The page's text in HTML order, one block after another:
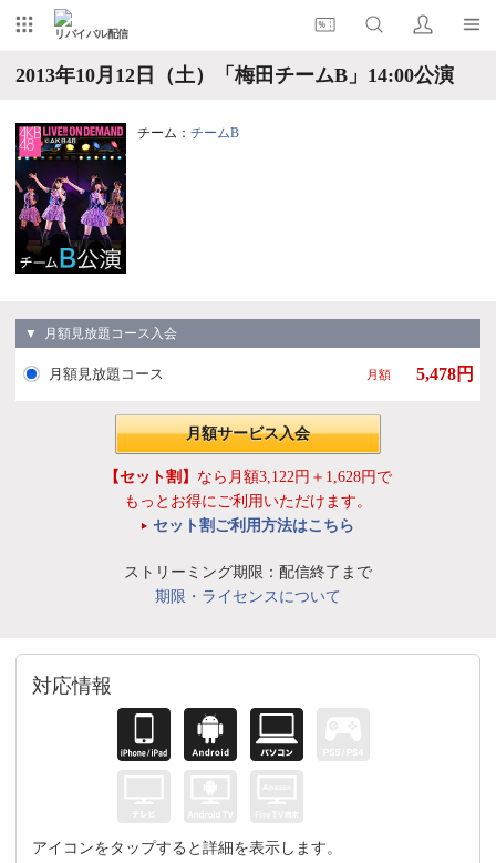
リバイバル配信
2013年10月12日（土）「梅田チームB」14:00公演
チーム： チームB
▼ 月額見放題コース入会
月額見放題コース 月額 5,478円
月額サービス入会
【セット割】 なら月額3,122円＋1,628円で
もっとお得にご利用いただけます。
セット割ご利用方法はこちら
ストリーミング期限：配信終了まで
期限・ライセンスについて
対応情報
アイコンをタップすると詳細を表示します。